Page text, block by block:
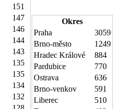
151
147
146
144
143
135
135
134
132
Okres
Praha
3059
Brno-město
1249
Hradec Králové
884
Pardubice
770
Ostrava
636
Brno-venkov
591
Liberec
510